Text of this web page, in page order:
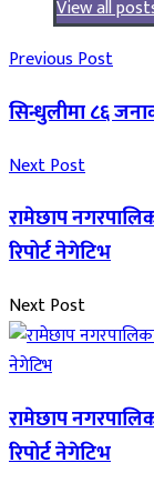
View all
Previous Post
सिन्धुलीमा ८६
Next Post
रामेछाप
रिपोर्ट नेगेटिभ
Next Post
रामेछाप
रिपोर्ट नेगेटिभ